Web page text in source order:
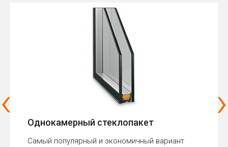
Однокамерный стеклопакет
Самый популярный и экономичный вариант
‹ ›